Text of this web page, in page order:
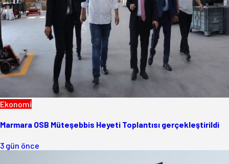
Ekonomi
Marmara OSB Müteşebbis Heyeti Toplantısı gerçekleştirildi
3 gün önce